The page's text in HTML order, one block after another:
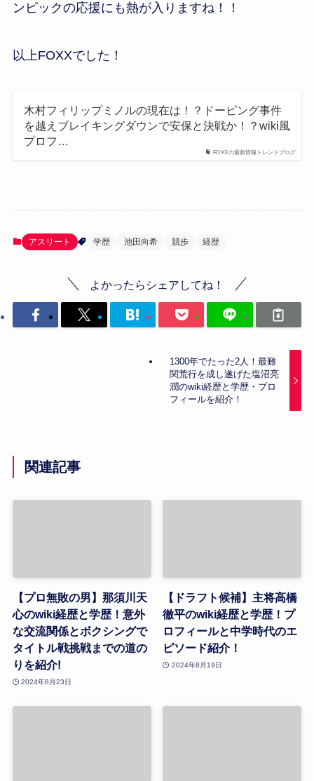
ンピックの応援にも熱が入りますね！！
以上FOXXでした！
FOXXの最新情報トレンドブログ
木村フィリップミノルの現在は！？ドーピング事件
を越えブレイキングダウンで安保と決戦か！？wiki風
プロフ…
アスリート 学歴 池田向希 競歩 経歴
よかったらシェアしてね！
1300年でたった2人！最難
関荒行を成し遂げた塩沼亮
潤のwiki経歴と学歴・プロ
フィールを紹介！
関連記事
【プロ無敗の男】那須川天
心のwiki経歴と学歴！意外
な交流関係とボクシングで
タイトル戦挑戦までの道の
りを紹介!
2024年8月23日
【ドラフト候補】主将高橋
徹平のwiki経歴と学歴！プ
ロフィールと中学時代のエ
ピソード紹介！
2024年8月19日